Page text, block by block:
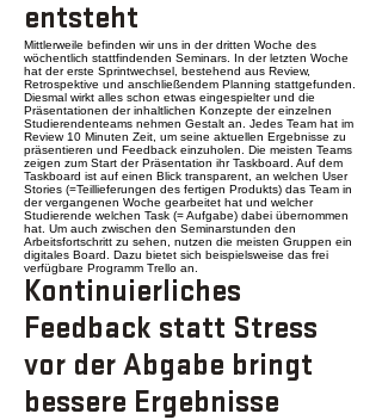
entsteht
Mittlerweile befinden wir uns in der dritten Woche des
wöchentlich stattfindenden Seminars. In der letzten Woche
hat der erste Sprintwechsel, bestehend aus Review,
Retrospektive und anschließendem Planning stattgefunden.
Diesmal wirkt alles schon etwas eingespielter und die
Präsentationen der inhaltlichen Konzepte der einzelnen
Studierendenteams nehmen Gestalt an. Jedes Team hat im
Review 10 Minuten Zeit, um seine aktuellen Ergebnisse zu
präsentieren und Feedback einzuholen. Die meisten Teams
zeigen zum Start der Präsentation ihr Taskboard. Auf dem
Taskboard ist auf einen Blick transparent, an welchen User
Stories (=Teillieferungen des fertigen Produkts) das Team in
der vergangenen Woche gearbeitet hat und welcher
Studierende welchen Task (= Aufgabe) dabei übernommen
hat. Um auch zwischen den Seminarstunden den
Arbeitsfortschritt zu sehen, nutzen die meisten Gruppen ein
digitales Board. Dazu bietet sich beispielsweise das frei
verfügbare Programm Trello an.
Kontinuierliches
Feedback statt Stress
vor der Abgabe bringt
bessere Ergebnisse